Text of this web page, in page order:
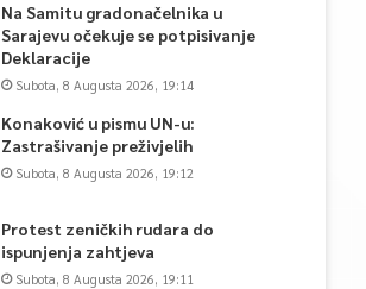
Na Samitu gradonačelnika u
Sarajevu očekuje se potpisivanje
Deklaracije
Subota, 8 Augusta 2026, 19:14
Konaković u pismu UN-u:
Zastrašivanje preživjelih
Subota, 8 Augusta 2026, 19:12
Protest zeničkih rudara do
ispunjenja zahtjeva
Subota, 8 Augusta 2026, 19:11